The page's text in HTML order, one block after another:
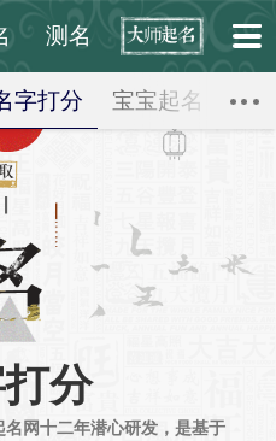
测名
字打分 宝宝起名 公
分
网十二年潜心研发，是基于